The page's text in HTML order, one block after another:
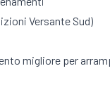
Versante Sud)
migliore per